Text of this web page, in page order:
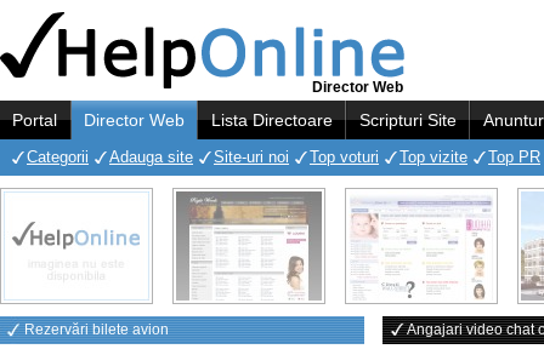
Director Web
Portal Director Web Lista Directoare Scripturi Site
Categorii Adauga site Site-uri noi Top voturi Top vizite Top PR
Rezervări bilete avion
Angajari video chat